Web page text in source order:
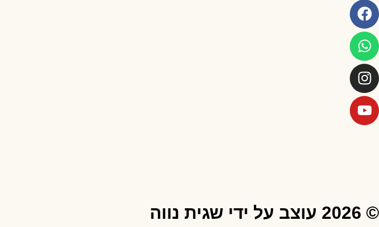
© 2026 עוצב על ידי שגית נווה